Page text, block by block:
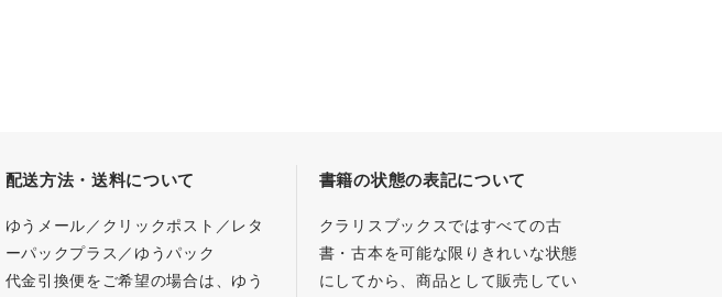
配送方法・送料について
ゆうメール／クリックポスト／レタ
ーパックプラス／ゆうパック
代金引換便をご希望の場合は、ゆう
書籍の状態の表記について
クラリスブックスではすべての古
書・古本を可能な限りきれいな状態
にしてから、商品として販売してい